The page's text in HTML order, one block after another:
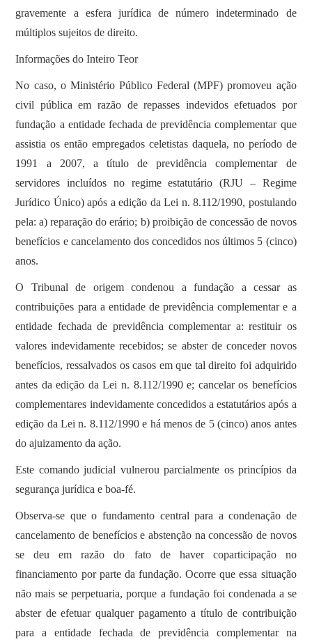
gravemente a esfera jurídica de número indeterminado de
múltiplos sujeitos de direito.
Informações do Inteiro Teor
No caso, o Ministério Público Federal (MPF) promoveu ação
civil pública em razão de repasses indevidos efetuados por
fundação a entidade fechada de previdência complementar que
assistia os então empregados celetistas daquela, no período de
1991 a 2007, a título de previdência complementar de
servidores incluídos no regime estatutário (RJU – Regime
Jurídico Único) após a edição da Lei n. 8.112/1990, postulando
pela: a) reparação do erário; b) proibição de concessão de novos
benefícios e cancelamento dos concedidos nos últimos 5 (cinco)
anos.
O Tribunal de origem condenou a fundação a cessar as
contribuições para a entidade de previdência complementar e a
entidade fechada de previdência complementar a: restituir os
valores indevidamente recebidos; se abster de conceder novos
benefícios, ressalvados os casos em que tal direito foi adquirido
antes da edição da Lei n. 8.112/1990 e; cancelar os benefícios
complementares indevidamente concedidos a estatutários após a
edição da Lei n. 8.112/1990 e há menos de 5 (cinco) anos antes
do ajuizamento da ação.
Este comando judicial vulnerou parcialmente os princípios da
segurança jurídica e boa-fé.
Observa-se que o fundamento central para a condenação de
cancelamento de benefícios e abstenção na concessão de novos
se deu em razão do fato de haver coparticipação no
financiamento por parte da fundação. Ocorre que essa situação
não mais se perpetuaria, porque a fundação foi condenada a se
abster de efetuar qualquer pagamento a título de contribuição
para a entidade fechada de previdência complementar na